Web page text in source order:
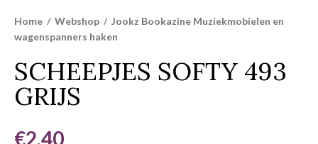
Home / Webshop / Jookz Bookazine Muziekmobielen en
wagenspanners haken
SCHEEPJES SOFTY 493
GRIJS
€2,40